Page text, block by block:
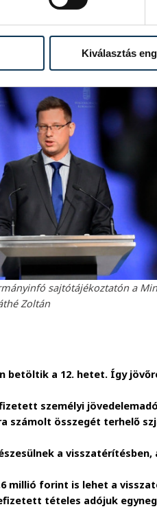
Kiválasztás
sajtótájékoztatón a
Zoltán
betöltik a 12. hetet. Így
személyi
számolt összegét terhelő
a visszatérítésben,
millió forint is lehet a
tételes adójuk